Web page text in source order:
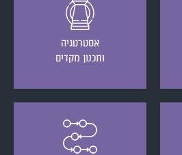
אסטרטגיה
ותכנון מקדים